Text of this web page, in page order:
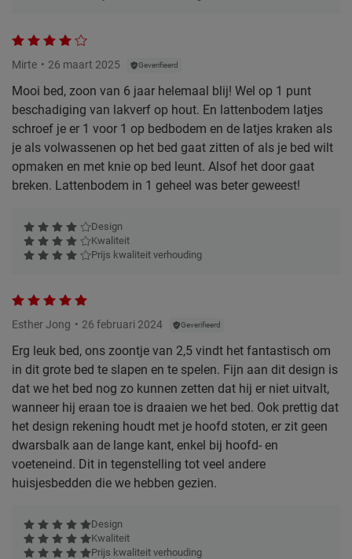
Mirte 26 maart 2025 Geverifieerd
Mooi bed, zoon van 6 jaar helemaal blij! Wel op 1 punt
beschadiging van lakverf op hout. En lattenbodem latjes
schroef je er 1 voor 1 op bedbodem en de latjes kraken als
je als volwassenen op het bed gaat zitten of als je bed wilt
opmaken en met knie op bed leunt. Alsof het door gaat
breken. Lattenbodem in 1 geheel was beter geweest!
Design
Kwaliteit
Prijs kwaliteit verhouding
Esther Jong 26 februari 2024 Geverifieerd
Erg leuk bed, ons zoontje van 2,5 vindt het fantastisch om
in dit grote bed te slapen en te spelen. Fijn aan dit design is
dat we het bed nog zo kunnen zetten dat hij er niet uitvalt,
wanneer hij eraan toe is draaien we het bed. Ook prettig dat
het design rekening houdt met je hoofd stoten, er zit geen
dwarsbalk aan de lange kant, enkel bij hoofd- en
voeteneind. Dit in tegenstelling tot veel andere
huisjesbedden die we hebben gezien.
Design
Kwaliteit
Prijs kwaliteit verhouding